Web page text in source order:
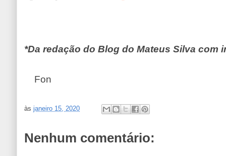
*Da redação do Blog do Mateus Silva com
Fon
àsjaneiro 15, 2020
Nenhum comentário: